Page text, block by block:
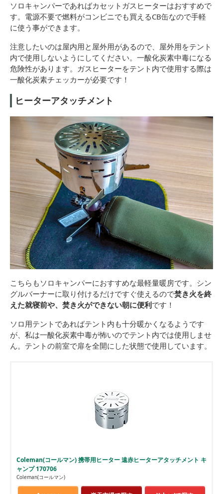
ソロキャンパーであればカセットガスヒーターはおすすめで
す。電源不要で燃料がコンビニでも買えるCB缶なので手軽
に使う事ができます。
注意したいのは屋内用と屋外用があるので、屋外用をテント
内で使用しないようにしてください。一酸化炭素中毒になる
危険性があります。ガスヒーターをテント内で使用する際は
一酸化炭素チェッカーが必要です！
ヒーターアタッチメント
こちらもソロキャンパーにおすすめな最軽量暖房です。シン
グルバーナーに取り付けるだけですぐ使えるので焚き火を終
えた就寝前や、焚き火ができない朝に便利です！
ソロ用テントであればテント内も十分暖かくなるようです
が、私は一酸化炭素中毒が怖いのでテント内では使用しませ
ん。テントの前室で扉を全開にした状態で使用しています。
Coleman(コールマン) 携帯用ヒーター 遠赤ヒーターアタッチメント キ
ャンプ 170706
Coleman(コールマン)